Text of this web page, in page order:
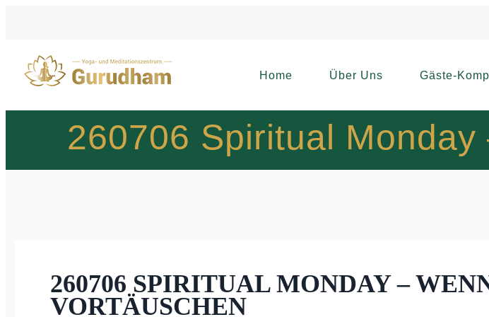
Home Über Uns Gäste-
260706 Spiritual
260706 SPIRITUAL MONDAY –
VORTÄUSCHEN